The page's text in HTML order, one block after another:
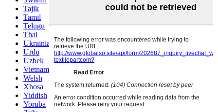
Tajik
Tamil
Telugu
Thai
Ukrainian
Urdu
Uzbek
Vietnamese
Welsh
Xhosa
Yiddish
Yoruba